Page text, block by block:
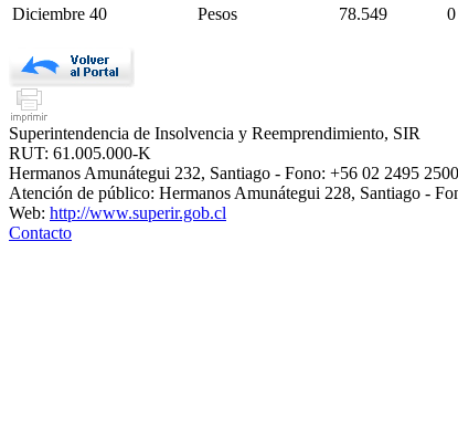
Diciembre 40 Pesos 78.549 0
Superintendencia de Insolvencia y Reemprendimiento, SIR
RUT: 61.005.000-K
Hermanos Amunátegui 232, Santiago - Fono: +56 02 2495 2500
Atención de público: Hermanos Amunátegui 228, Santiago -
Web: http://www.superir.gob.cl
Contacto